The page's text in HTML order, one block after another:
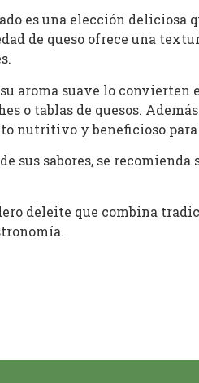
es una elección deliciosa
de queso ofrece una
aroma suave lo
o tablas de quesos.
nutritivo y beneficioso para
sus sabores, se
deleite que combina